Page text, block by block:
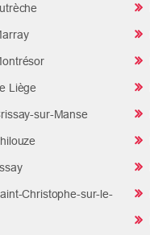
Liège
sur-Manse
Christophe-sur-le-